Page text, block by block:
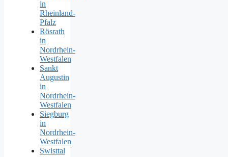
in
Rheinland-
Pfalz
Rösrath
in
Nordrhein-
Westfalen
Sankt
Augustin
in
Nordrhein-
Westfalen
Siegburg
in
Nordrhein-
Westfalen
Swisttal